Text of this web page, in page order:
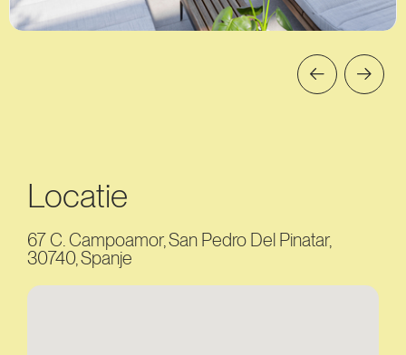
Locatie
67 C. Campoamor, San Pedro Del Pinatar,
30740, Spanje